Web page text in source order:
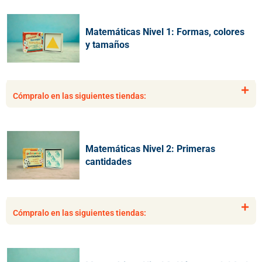
Matemáticas Nivel 1: Formas, colores
y tamaños
Cómpralo en las siguientes tiendas:
Matemáticas Nivel 2: Primeras
cantidades
Cómpralo en las siguientes tiendas:
La Tierra el cielo y más allá
Colección 6
ISBN 9789585824546
Cómpralo en las siguientes tiendas:
Los secretos de los animales
Colección 6
ISBN 9789585824553
Cómpralo en las siguientes tiendas: